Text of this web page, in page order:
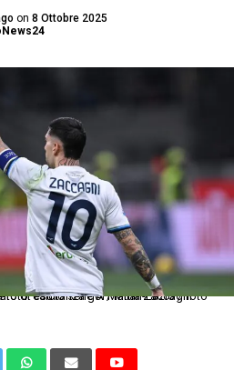
on 8 Ottobre 2025
Cristiano Mazzi/Image Sport nella foto: esultanza gol Mattia Zaccagni